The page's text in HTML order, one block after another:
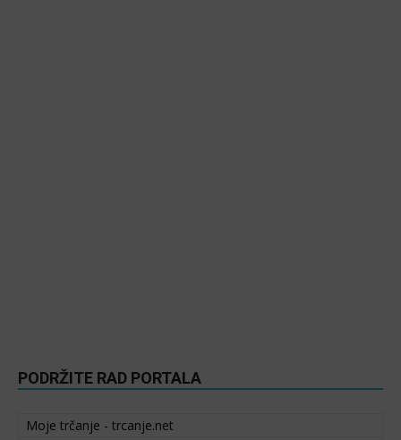
PODRŽITE RAD PORTALA
Moje trčanje - trcanje.net